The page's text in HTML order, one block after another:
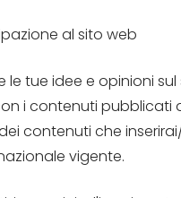
al sito web
le tue idee e opinioni
i contenuti pubblicati
contenuti che
vigente.